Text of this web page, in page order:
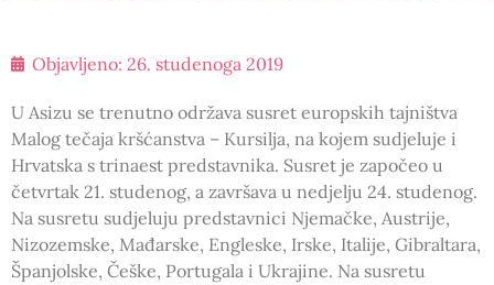
Objavljeno: 26. studenoga 2019
U Asizu se trenutno održava susret europskih tajništva
Malog tečaja kršćanstva – Kursilja, na kojem sudjeluje i
Hrvatska s trinaest predstavnika. Susret je započeo u
četvrtak 21. studenog, a završava u nedjelju 24. studenog.
Na susretu sudjeluju predstavnici Njemačke, Austrije,
Nizozemske, Mađarske, Engleske, Irske, Italije, Gibraltara,
Španjolske, Češke, Portugala i Ukrajine. Na susretu